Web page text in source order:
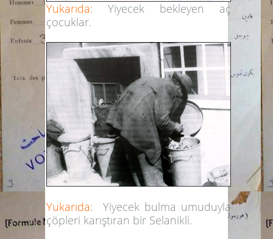
Yukarıda: Yiyecek bekleyen aç
çocuklar.
Yukarıda: Yiyecek bulma umuduyla
çöpleri karıştıran bir Selanikli.